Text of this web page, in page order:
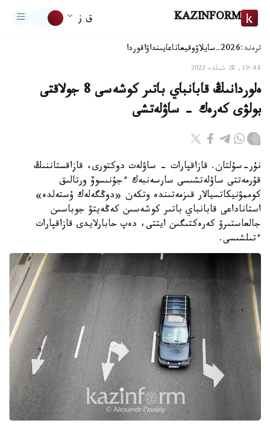
KAZINFORM ق ز
ترەند:2026-سايلاۋ وقيعاتاعايىنداۋاقوردا
19:44, 28 شىلدە 2022
ەلوردانىڭ قابانباي باتىر كوشەسى 8 جولاقتى
بولۋى كەرەك - ساۋلەتشى
نۇر-سۇلتان. قازاقپارات - ساۋلەت دوكتورى، قازاقستاننىڭ
قۇرمەتتى ساۋلەتشىسى سارسەنبەك ءجۇنىسوۆ ورتالىق
كوممۋنيكاتسيالار قىزمەتىندە وتكەن «دوڭگەلەك ۇستەلدە»
استاناداعى قابانباي باتىر كوشەسىن كەڭەيتۋ جوباسىن
جالعاستىرۋ كەرەكتىگىن ايتتى، دەپ حابارلايدى قازاقپارات
ءتىلشىسى.